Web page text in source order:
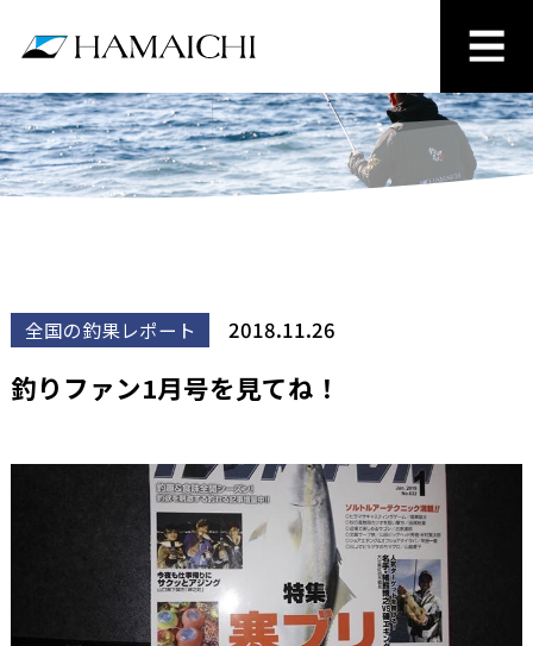
全国の釣果レポート 2018.11.26
釣りファン1月号を見てね！